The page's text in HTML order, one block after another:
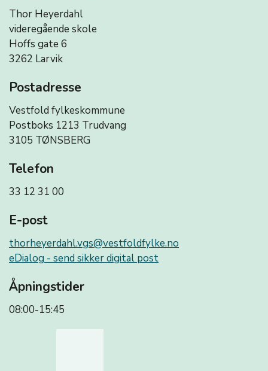
Thor Heyerdahl
videregående skole
Hoffs gate 6
3262 Larvik
Postadresse
Vestfold fylkeskommune
Postboks 1213 Trudvang
3105 TØNSBERG
Telefon
33 12 31 00
E-post
thorheyerdahl.vgs@vestfoldfylke.no
eDialog - send sikker digital post
Åpningstider
08:00-15:45